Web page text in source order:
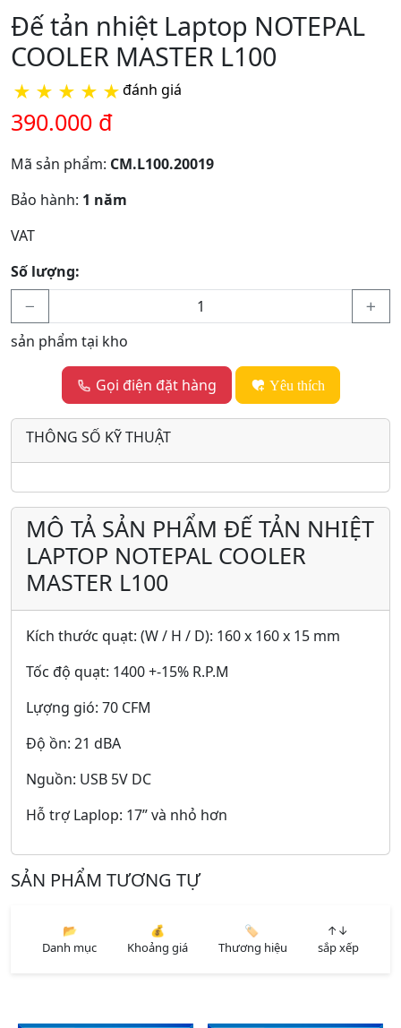
Đế tản nhiệt Laptop NOTEPAL
COOLER MASTER L100
★ ★ ★ ★ ★đánh giá
390.000 đ
Mã sản phẩm: CM.L100.20019
Bảo hành: 1 năm
VAT
Số lượng:
sản phẩm tại kho
Gọi điện đặt hàng Yêu thích
THÔNG SỐ KỸ THUẬT
MÔ TẢ SẢN PHẨM ĐẾ TẢN NHIỆT
LAPTOP NOTEPAL COOLER
MASTER L100
Kích thước quạt: (W / H / D): 160 x 160 x 15 mm
Tốc độ quạt: 1400 +-15% R.P.M
Lựợng gió: 70 CFM
Độ ồn: 21 dBA
Nguồn: USB 5V DC
Hỗ trợ Laplop: 17” và nhỏ hơn
SẢN PHẨM TƯƠNG TỰ
📂
Danh mục
💰
Khoảng giá
🏷️
Thương hiệu
↑↓
sắp xếp